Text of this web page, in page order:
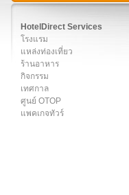
HotelDirect Services
โรงแรม
แหล่งท่องเที่ยว
ร้านอาหาร
กิจกรรม
เทศกาล
ศูนย์ OTOP
แพคเกจทัวร์